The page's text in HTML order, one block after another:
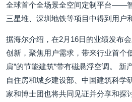
全球首个全场景全空间定制平台——
三星堆、深圳地铁等项目中得到用户
据海尔介绍，在2月16日的业绩发布
创新，聚焦用户需求，带来行业首
肩”的节能建筑”带有磁悬浮空调。 新
自住房和城乡建设部、中国建筑科学
家和博士团也将共同见证并分享和探